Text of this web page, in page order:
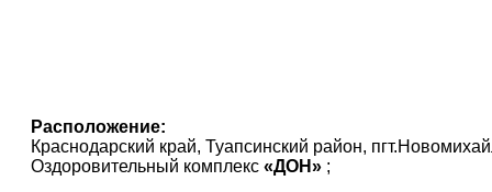
Расположение:
Краснодарский край, Туапсинский район,
Оздоровительный комплекс «ДОН» ;